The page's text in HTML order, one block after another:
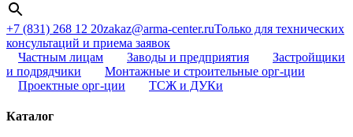
+7 (831) 268 12 20zakaz@arma-center.ruТолько для технических
консультаций и приема заявок
Частным лицам
Заводы и предприятия
Застройщики
и подрядчики
Монтажные и строительные орг-ции
Проектные орг-ции
ТСЖ и ДУКи
Каталог